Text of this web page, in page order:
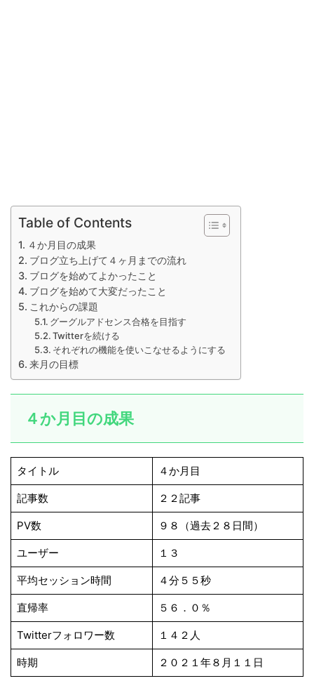
Table of Contents
４か月目の成果
ブログ立ち上げて４ヶ月までの流れ
ブログを始めてよかったこと
ブログを始めて大変だったこと
これからの課題
グーグルアドセンス合格を目指す
Twitterを続ける
それぞれの機能を使いこなせるようにする
来月の目標
４か月目の成果
タイトル ４か月目
記事数 ２２記事
PV数 ９８（過去２８日間）
ユーザー １３
平均セッション時間 ４分５５秒
直帰率 ５６．０％
Twitterフォロワー数 １４２人
時期 ２０２１年８月１１日